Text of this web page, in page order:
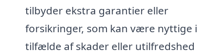
tilbyder ekstra garantier eller
forsikringer, som kan være nyttige i
tilfælde af skader eller utilfredshed